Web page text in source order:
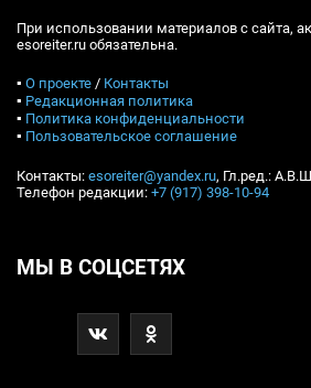
При использовании материалов с сайта,
esoreiter.ru обязательна.
▪ О проекте / Контакты
▪ Редакционная политика
▪ Политика конфиденциальности
▪ Пользовательское соглашение
Контакты: esoreiter@yandex.ru, Гл.ред.:
Телефон редакции: +7 (917) 398-10-94
МЫ В СОЦСЕТЯХ